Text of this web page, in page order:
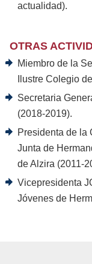
actualidad).
OTRAS
Miembro de la
Ilustre Colegio
Secretaria
(2018-2019).
Presidenta de la
Junta de
de Alzira (2011-
Vicepresidenta
Jóvenes de